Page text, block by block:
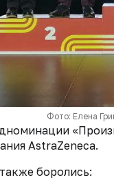
Фото: Елена
AstraZeneca.
боролись: